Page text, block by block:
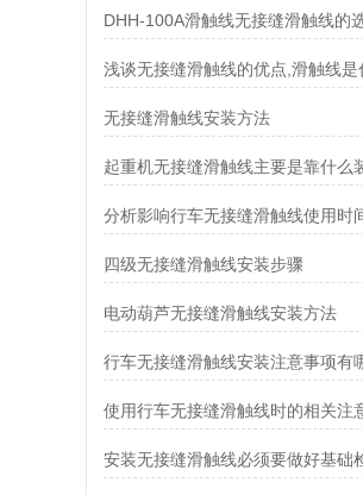
DHH-100A滑触线无接缝滑触线的
浅谈无接缝滑触线的优点,滑触线是
无接缝滑触线安装方法
四级无接缝滑触线安装步骤
电动葫芦无接缝滑触线安装方法